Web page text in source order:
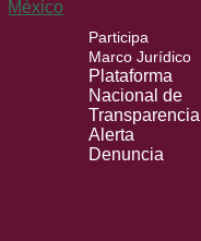
Participa
Marco Jurídico
Plataforma
Nacional de
Transparencia
Alerta
Denuncia